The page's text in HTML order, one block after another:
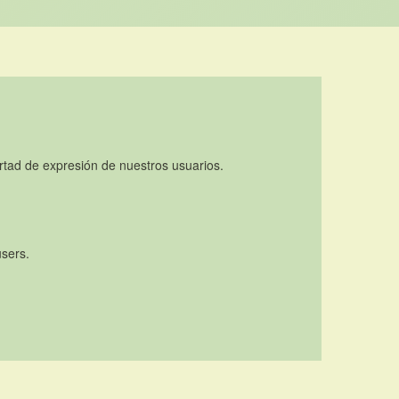
de expresión de nuestros usuarios.